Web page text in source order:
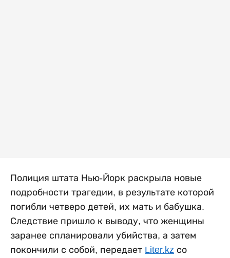
Полиция штата Нью-Йорк раскрыла новые
подробности трагедии, в результате которой
погибли четверо детей, их мать и бабушка.
Следствие пришло к выводу, что женщины
заранее спланировали убийства, а затем
покончили с собой, передает Liter.kz со